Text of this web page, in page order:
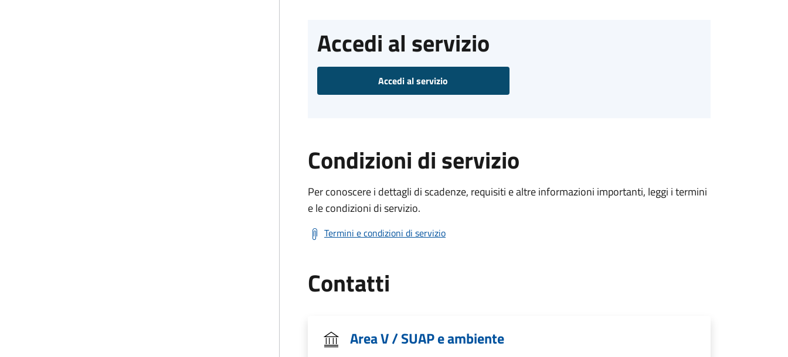
Accedi al servizio
Accedi al servizio
Condizioni di servizio
Per conoscere i dettagli di scadenze, requisiti e altre informazioni importanti, leggi i termini
e le condizioni di servizio.
Termini e condizioni di servizio
Contatti
Area V / SUAP e ambiente